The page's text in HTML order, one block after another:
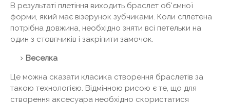
В результаті плетіння виходить браслет об'ємної
форми, який має візерунок зубчиками. Коли сплетена
потрібна довжина, необхідно зняти всі петельки на
один з стовпчиків і закріпити замочок.
Веселка
Це можна сказати класика створення браслетів за
такою технологією. Відмінною рисою є те, що для
створення аксесуара необхідно скористатися